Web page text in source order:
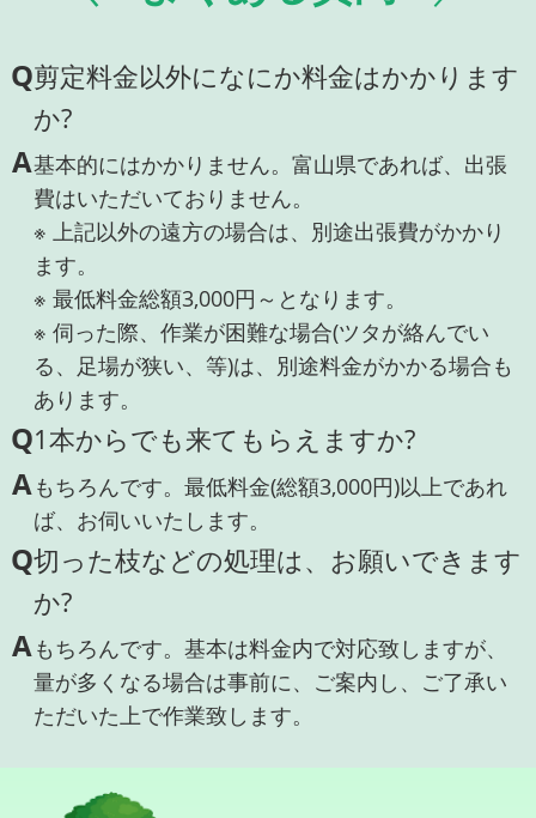
Q剪定料金以外になにか料金はかかります
か?
A基本的にはかかりません。富山県であれば、出張
費はいただいておりません。
※ 上記以外の遠方の場合は、別途出張費がかかり
ます。
※ 最低料金総額3,000円～となります。
※ 伺った際、作業が困難な場合(ツタが絡んでい
る、足場が狭い、等)は、別途料金がかかる場合も
あります。
Q1本からでも来てもらえますか?
Aもちろんです。最低料金(総額3,000円)以上であれ
ば、お伺いいたします。
Q切った枝などの処理は、お願いできます
か?
Aもちろんです。基本は料金内で対応致しますが、
量が多くなる場合は事前に、ご案内し、ご了承い
ただいた上で作業致します。